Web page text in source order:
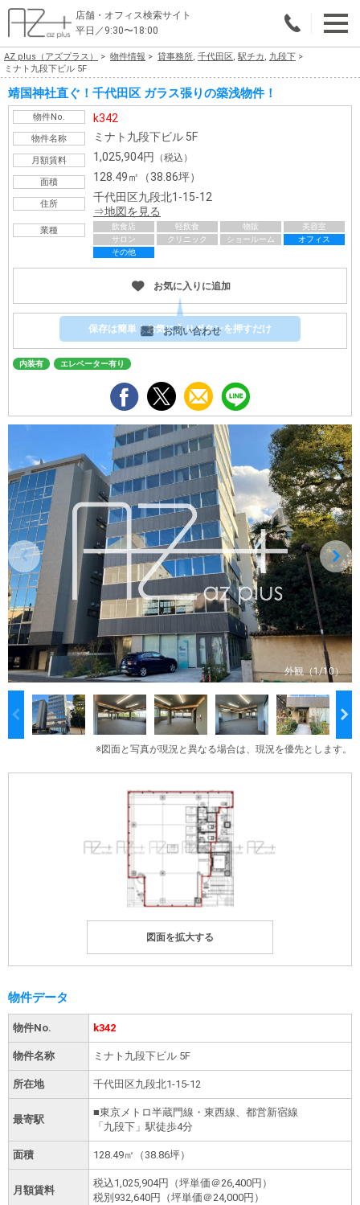
店舗・オフィス検索サイト
平日／9:30〜18:00
物件総合検索
エリアで探す
業種で探す
広さで探す
賃料から探す
こだわりで探す
店舗・オフィス物件を探す
テナントビルオーナー様へ
店舗・オフィスの内装会社を探す
AZ plus（アズプラス） 物件情報 貸事務所, 千代田区, 駅チカ, 九段下
ミナト九段下ビル 5F
靖国神社直ぐ！千代田区 ガラス張りの築浅物件！
物件No. k342
物件名称 ミナト九段下ビル 5F
月額賃料 1,025,904円 （税込）
面積 128.49㎡（38.86坪）
住所
千代田区九段北1-15-12
地図を見る
業種 飲食店 軽飲食 物販
美容室
サロン
クリニック ショールーム
オフィス
その他
お気に入りに追加
保存は簡単！お気に入りボタンを押すだけ
お問い合わせ
内装有 エレベーター有り
外観（1/10）
※図面と写真が現況と異なる場合は、現況を優先とします。
物件データ
物件No. k342
物件名称 ミナト九段下ビル 5F
所在地 千代田区九段北1-15-12
最寄駅
■東京メトロ半蔵門線・東西線、都営新宿線
「九段下」駅徒歩4分
面積 128.49㎡（38.86坪）
月額賃料
税込1,025,904円
（坪単価＠26,400円）
税別 932,640円 （坪単価＠24,000円）